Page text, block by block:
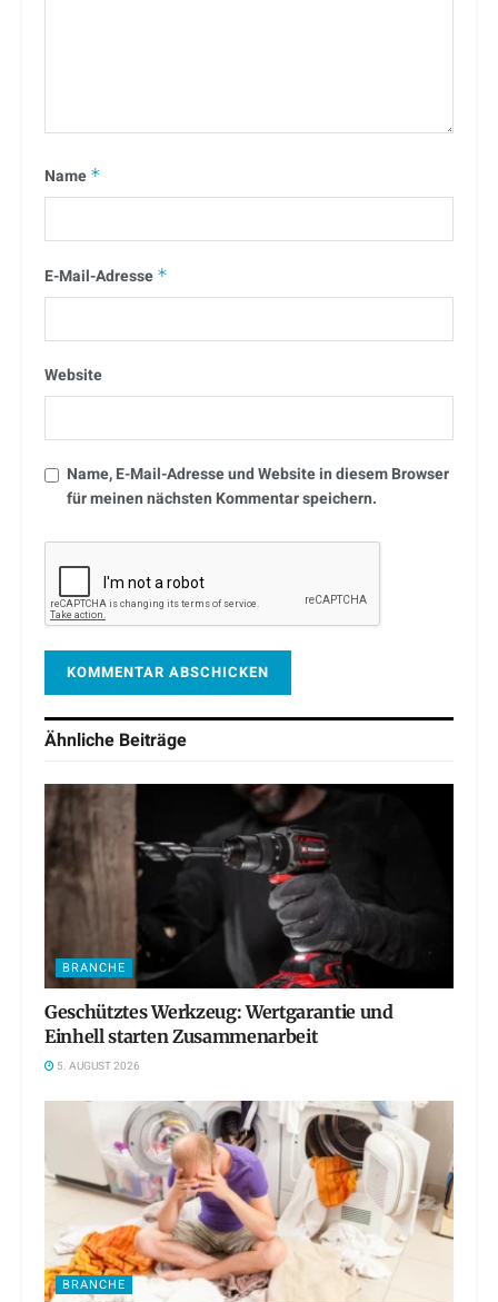
Name *
E-Mail-Adresse *
Website
Name, E-Mail-Adresse und Website in diesem Browser
für meinen nächsten Kommentar speichern.
Ähnliche Beiträge
BRANCHE
Geschütztes Werkzeug: Wertgarantie und
Einhell starten Zusammenarbeit
5. AUGUST 2026
BRANCHE